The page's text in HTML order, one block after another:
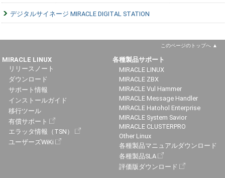
デジタルサイネージ MIRACLE DIGITAL STATION
このページのトップへ
MIRACLE LINUX
リリースノート
ダウンロード
サポート情報
インストールガイド
移行ツール
有償サポート
エラッタ情報（TSN）
ユーザーズWiKi
各種製品サポート
MIRACLE LINUX
MIRACLE ZBX
MIRACLE Vul Hammer
MIRACLE Message Handler
MIRACLE Hatohol Enterprise
MIRACLE System Savior
MIRACLE CLUSTERPRO
Other Linux
各種製品マニュアルダウンロード
各種製品SLA
評価版ダウンロード